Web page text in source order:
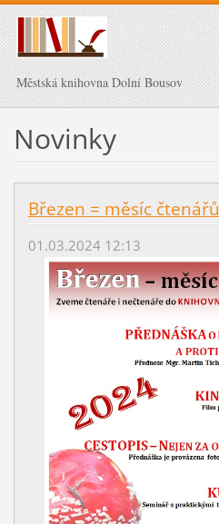
Městská knihovna Dolní Bousov
Novinky
Březen = měsíc čtenářů
01.03.2024 12:13